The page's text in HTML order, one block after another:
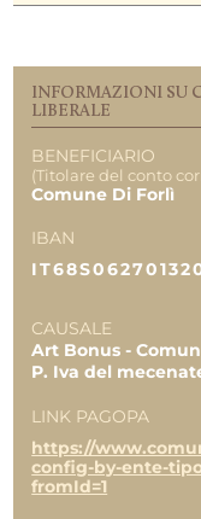
I.C.T.A. -
BANDINI
Cooperativa
EROGAZIONI
Uscite
Integra
CONS.
Celanese
Siboni S.R.L.
Confesercenti
INFORMAZIONI SU
LIBERALE
BENEFICIARIO
(Titolare del conto
Comune Di Forlì
IBAN
CAUSALE
Art Bonus -
P. Iva del
LINK PAGOPA
https://
config-by-ente-
fromId=1